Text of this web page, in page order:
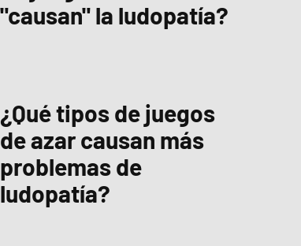
"causan" la ludopatía?
¿Qué tipos de juegos
de azar causan más
problemas de
ludopatía?